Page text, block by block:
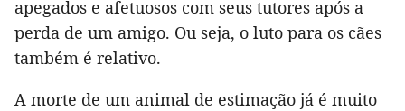
apegados e afetuosos com seus tutores após a
perda de um amigo. Ou seja, o luto para os cães
também é relativo.
A morte de um animal de estimação já é muito